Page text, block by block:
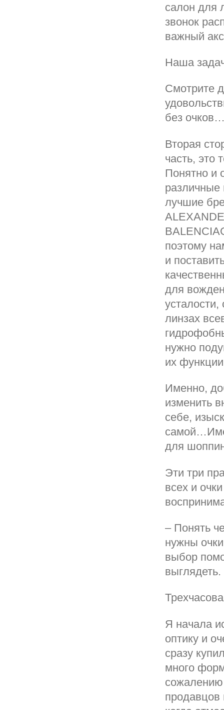
салон для
звонок
важный
Наша
Смотрите
без
Вторая
часть, это
Понятно и
лучшие
поэтому
и
для
линзах
нужно
их
Именно,
изменить
себе,
для
Эти три
всех и
– Понять
нужны
выбор
выглядеть.
Я начала
оптику и
сразу
много
сожалению